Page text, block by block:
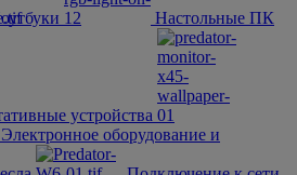
Настольные ПК
устройства
Электронное оборудование и